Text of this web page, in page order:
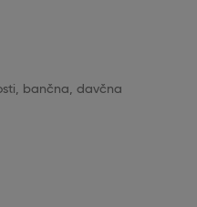
bančna, davčna